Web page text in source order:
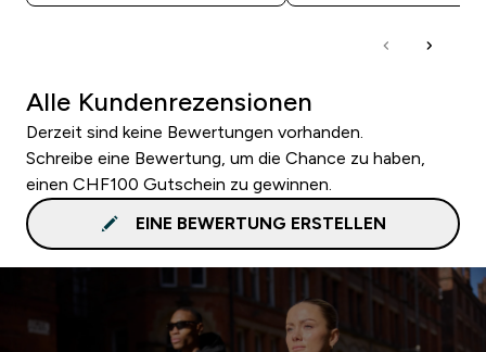
Alle Kundenrezensionen
Derzeit sind keine Bewertungen vorhanden.
Schreibe eine Bewertung, um die Chance zu haben,
einen CHF100 Gutschein zu gewinnen.
EINE BEWERTUNG ERSTELLEN